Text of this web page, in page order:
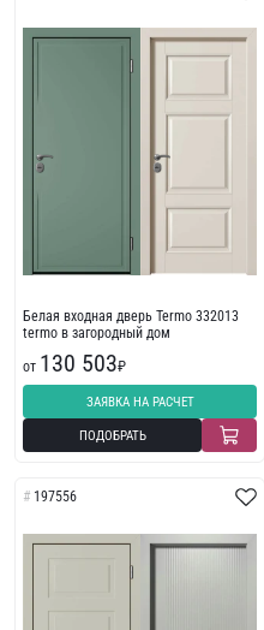
Белая входная дверь Termo 332013
termo в загородный дом
от 130 503₽
ЗАЯВКА НА РАСЧЕТ
ПОДОБРАТЬ
197556